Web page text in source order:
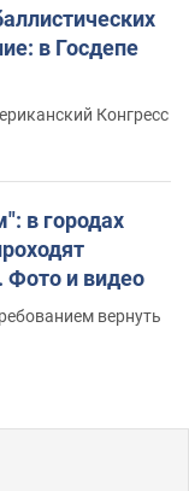
в Госдепе
Конгресс
в городах
Фото и видео
вернуть